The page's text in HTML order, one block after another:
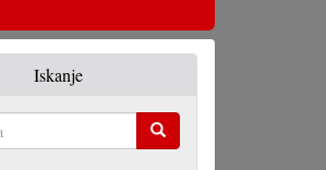
Iskanje